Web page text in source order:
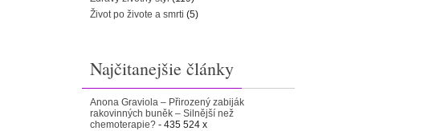
Život po živote a smrti (5)
Najčitanejšie články
Anona Graviola – Přirozený zabiják
rakovinných buněk – Silnější než
chemoterapie? - 435 524 x